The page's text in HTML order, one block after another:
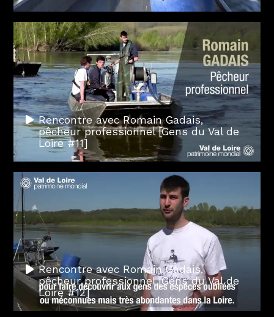
Rencontre avec Romain Gadais,
pêcheur professionnel [Gens du Val de
Loire #11]
Rencontre avec Romain Gadais,
pêcheur professionnel [Gens du Val de
Loire #12]